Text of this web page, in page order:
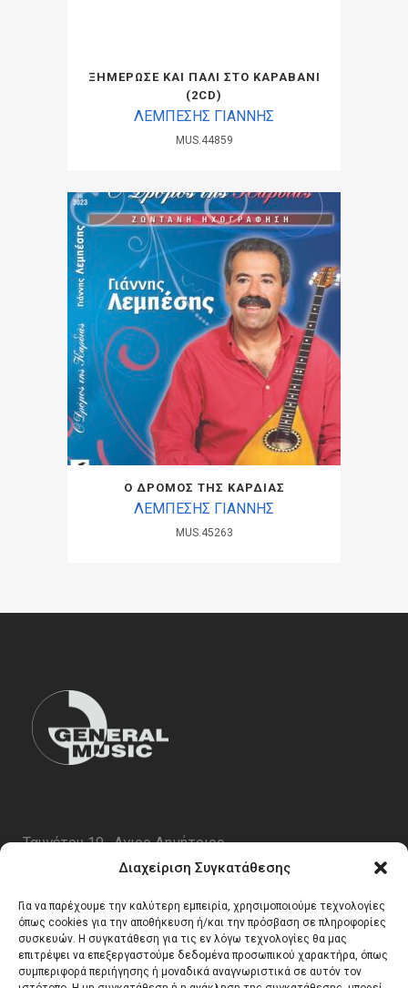
Διαχείριση Συγκατάθεσης
Για να παρέχουμε την καλύτερη εμπειρία, χρησιμοποιούμε τεχνολογίες
όπως cookies για την αποθήκευση ή/και την πρόσβαση σε πληροφορίες
συσκευών. Η συγκατάθεση για τις εν λόγω τεχνολογίες θα μας
επιτρέψει να επεξεργαστούμε δεδομένα προσωπικού χαρακτήρα, όπως
συμπεριφορά περιήγησης ή μοναδικά αναγνωριστικά σε αυτόν τον
ΞΗΜΕΡΩΣΕ ΚΑΙ ΠΑΛΙ ΣΤΟ ΚΑΡΑΒΑΝΙ
(2CD)
ΛΕΜΠΕΣΗΣ ΓΙΑΝΝΗΣ
MUS.44859
Ο ΔΡΟΜΟΣ ΤΗΣ ΚΑΡΔΙΑΣ
ΛΕΜΠΕΣΗΣ ΓΙΑΝΝΗΣ
MUS.45263
Ταυγέτου 19 , Αγιος Δημήτριος
email:info@generalmusic.gr
Ωρες Λειτουργίας: